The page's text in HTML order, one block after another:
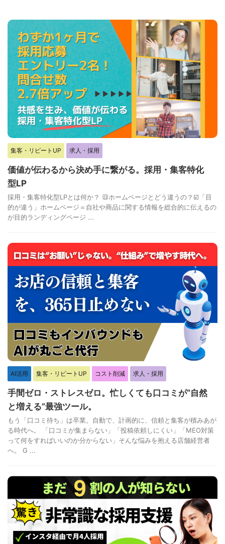
集客・リピートUP 求人・採用
価値が伝わるから決め手に繋がる。採用・集客特化
型LP
採用・集客特化型LPとは何か？ 🔳ホームページとどう違うの？☑️「目
的が違う」ホームページ＝自社や商品に関する情報を総合的に伝えるの
が目的ランディングページ ...
AI活用 集客・リピートUP コスト削減 求人・採用
手間ゼロ・ストレスゼロ。忙しくても口コミが“自然
と増える”最強ツール。
もう「口コミ待ち」は卒業。自動で、計画的に、信頼と集客が積みあが
る時代へ。 「口コミが集まらない」「投稿依頼しにくい」「MEO対策
って何をすればいいのか分からない」そんな悩みを抱える店舗経営者
へ。 G ...